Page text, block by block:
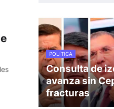
POLÍTICA
Consulta de
avanza sin
fracturas